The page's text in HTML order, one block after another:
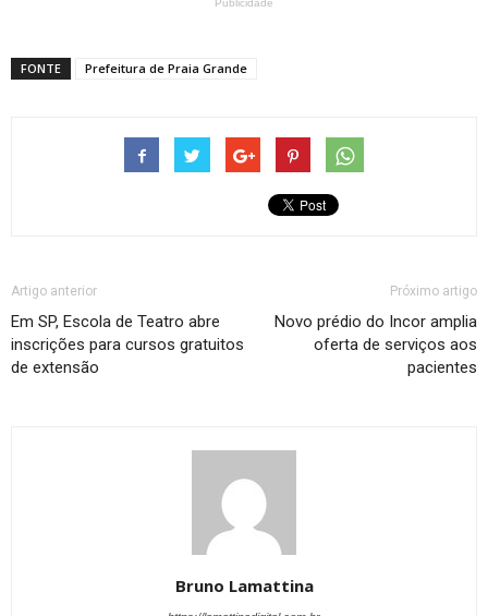
Publicidade
FONTE Prefeitura de Praia Grande
Artigo anterior
Em SP, Escola de Teatro abre
inscrições para cursos gratuitos
de extensão
Próximo artigo
Novo prédio do Incor amplia
oferta de serviços aos
pacientes
Bruno Lamattina